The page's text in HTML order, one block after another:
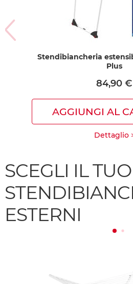
Stendibiancheria
Plus
84,90 €
AGGIUNGI AL
Dettaglio
SCEGLI IL TUO
ESTERNI